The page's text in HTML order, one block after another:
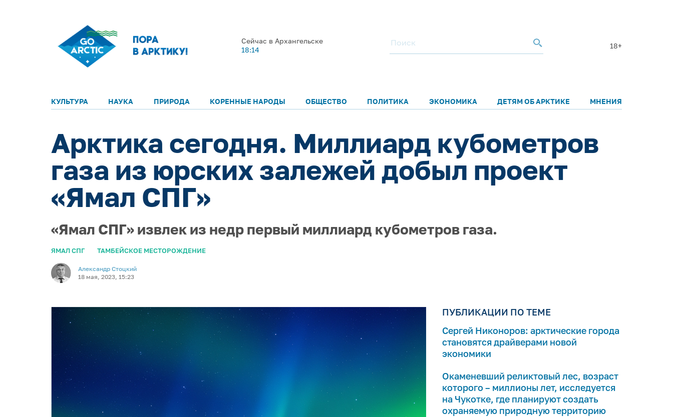
Сейчас в Архангельске
18:14
18+
КУЛЬТУРА НАУКА ПРИРОДА КОРЕННЫЕ НАРОДЫ ОБЩЕСТВО ПОЛИТИКА ЭКОНОМИКА ДЕТЯМ ОБ АРКТИКЕ МНЕНИЯ
Арктика сегодня. Миллиард кубометров
газа из юрских залежей добыл проект
«Ямал СПГ»
«Ямал СПГ» извлек из недр первый миллиард кубометров газа.
ЯМАЛ СПГ ТАМБЕЙСКОЕ МЕСТОРОЖДЕНИЕ
Александр Стоцкий
18 мая, 2023, 15:23
ПУБЛИКАЦИИ ПО ТЕМЕ
Сергей Никоноров: арктические города
становятся драйверами новой
экономики
Окаменевший реликтовый лес, возраст
которого – миллионы лет, исследуется
на Чукотке, где планируют создать
охраняемую природную территорию